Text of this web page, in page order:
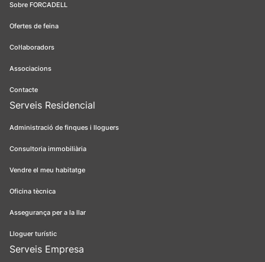
Sobre FORCADELL
Ofertes de feina
Col·laboradors
Associacions
Contacte
Serveis Residencial
Administració de finques i lloguers
Consultoria immobiliària
Vendre el meu habitatge
Oficina tècnica
Assegurança per a la llar
Lloguer turístic
Serveis Empresa